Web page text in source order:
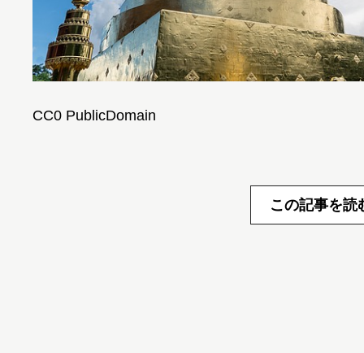
CC0 PublicDomain
この記事を読